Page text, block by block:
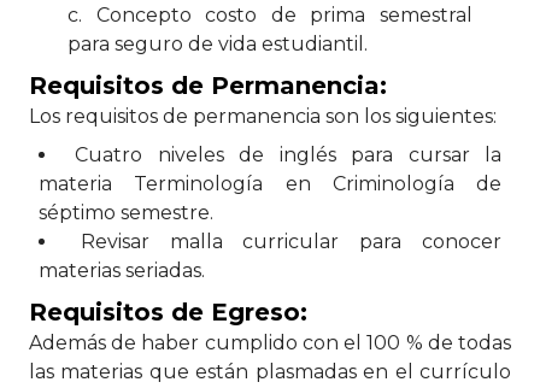
c. Concepto costo de prima semestral
para seguro de vida estudiantil.
Requisitos de Permanencia:
Los requisitos de permanencia son los siguientes:
Cuatro niveles de inglés para cursar la
materia Terminología en Criminología de
séptimo semestre.
Revisar malla curricular para conocer
materias seriadas.
Requisitos de Egreso:
Además de haber cumplido con el 100 % de todas
las materias que están plasmadas en el currículo